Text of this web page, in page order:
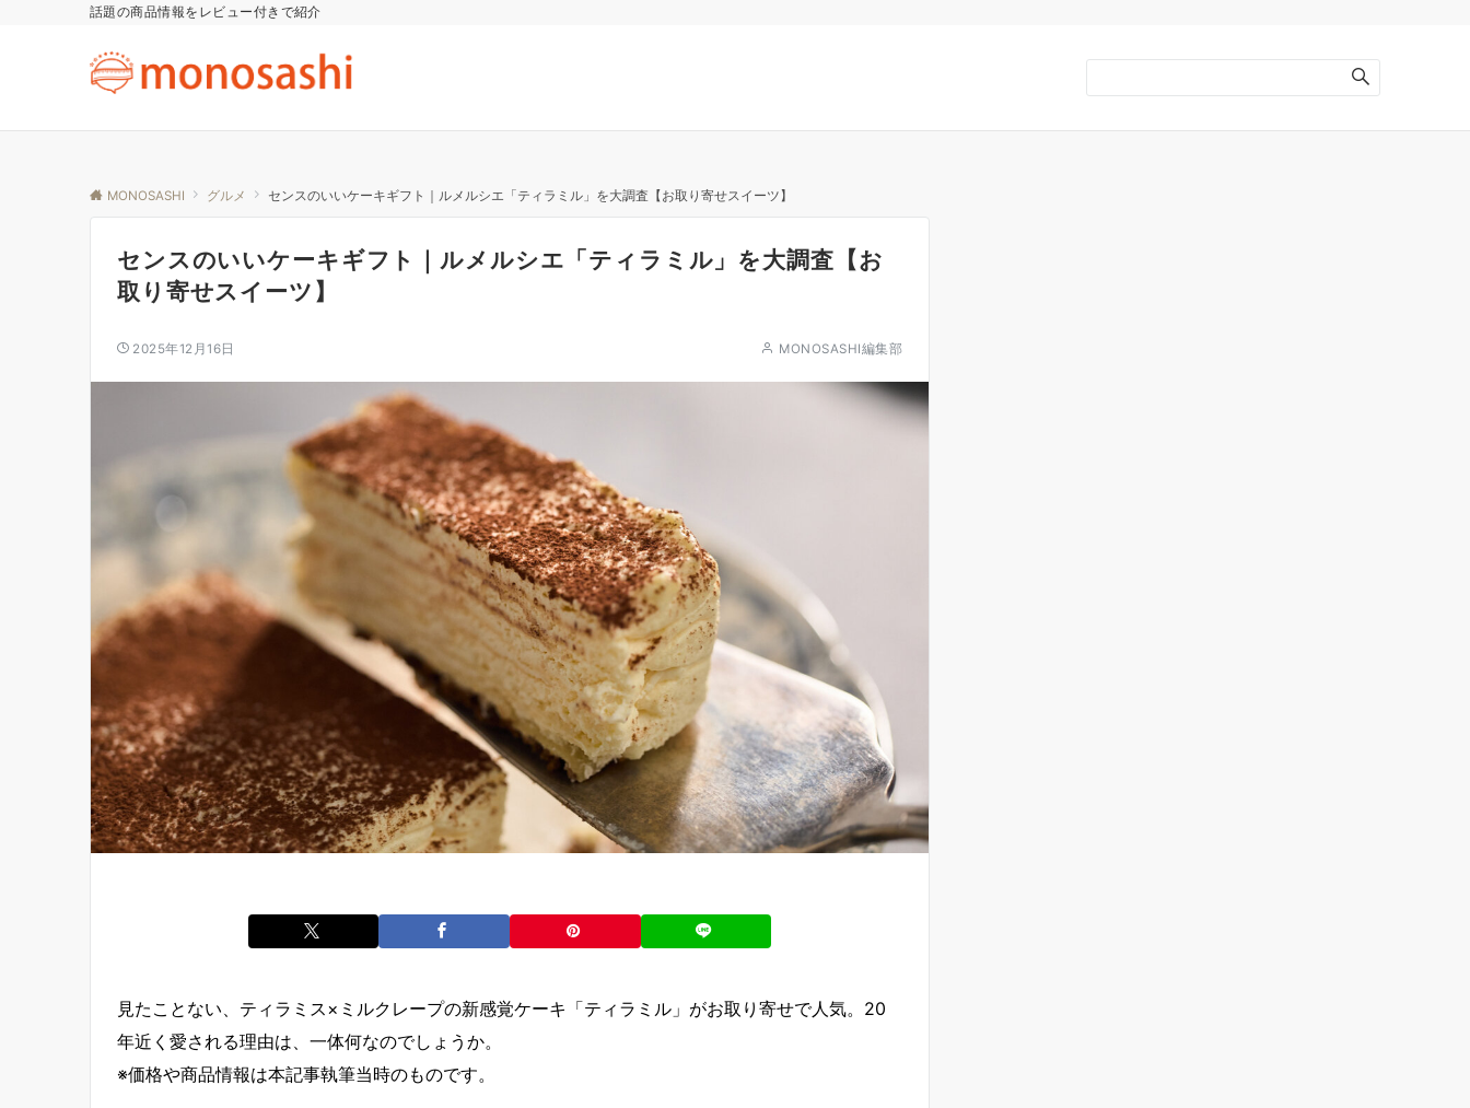
話題の商品情報をレビュー付きで紹介
MONOSASHI グルメ センスのいいケーキギフト｜ルメルシエ「ティラミル」を大調査【お取り寄せスイーツ】
センスのいいケーキギフト｜ルメルシエ「ティラミル」を大調査【お
取り寄せスイーツ】
2025年12月16日 MONOSASHI編集部
見たことない、ティラミス×ミルクレープの新感覚ケーキ「ティラミル」がお取り寄せで人気。20
年近く愛される理由は、一体何なのでしょうか。
※価格や商品情報は本記事執筆当時のものです。